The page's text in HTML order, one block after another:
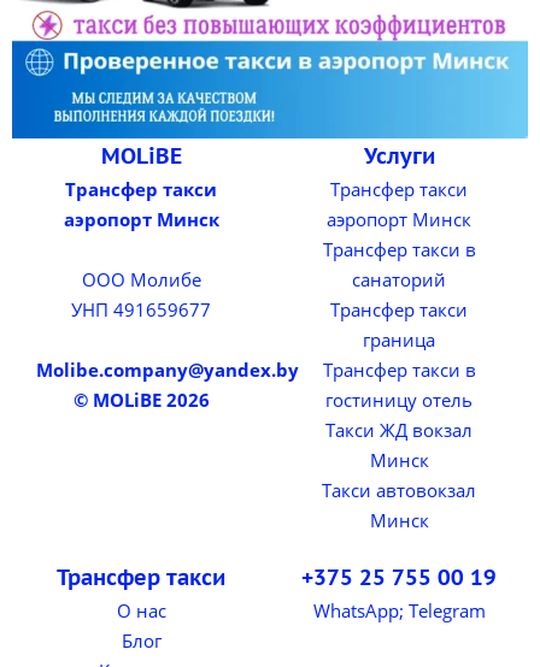
MOLiBE
Трансфер такси
аэропорт Минск
ООО Молибе
УНП 491659677
Molibe.company@yandex.by
© MOLiBE 2026
Услуги
Трансфер такси
аэропорт Минск
Трансфер такси в
санаторий
Трансфер такси
граница
Трансфер такси в
гостиницу отель
Такси ЖД вокзал
Минск
Такси автовокзал
Минск
Трансфер такси
О нас
Блог
+375 25 755 00 19
WhatsApp; Telegram